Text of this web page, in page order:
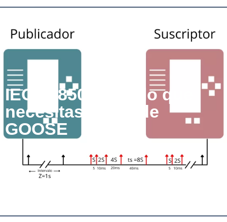
IEC 61850: Todo lo que
necesitas saber de
GOOSE